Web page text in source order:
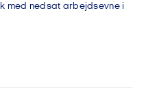
med nedsat arbejdsevne i